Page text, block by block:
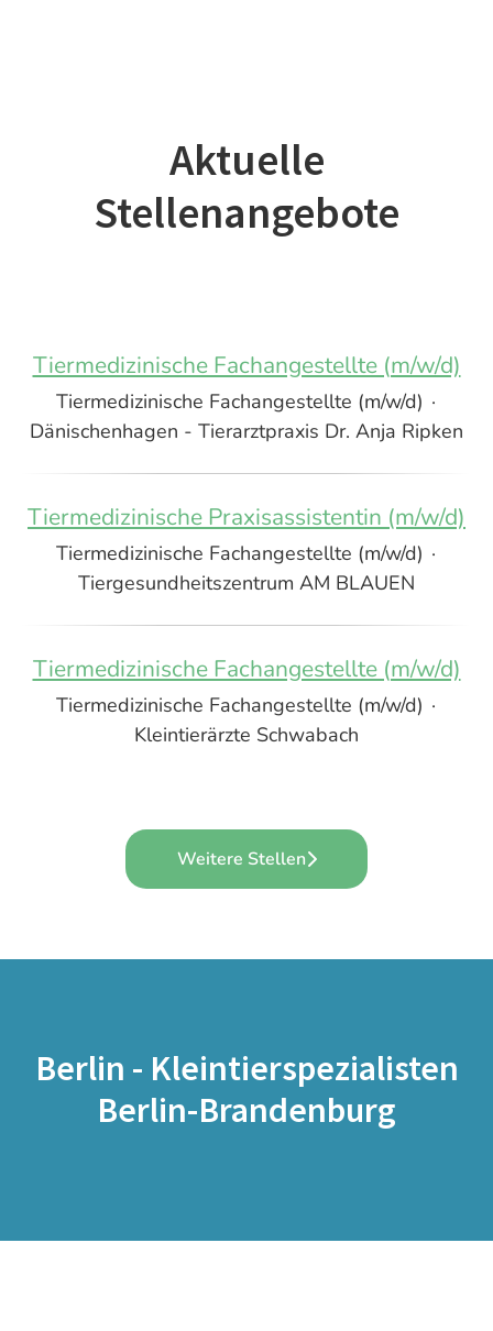
Aktuelle
Stellenangebote
Tiermedizinische Fachangestellte (m/w/d)
Tiermedizinische Fachangestellte (m/w/d) ·
Dänischenhagen - Tierarztpraxis Dr. Anja Ripken
Tiermedizinische Praxisassistentin (m/w/d)
Tiermedizinische Fachangestellte (m/w/d) ·
Tiergesundheitszentrum AM BLAUEN
Tiermedizinische Fachangestellte (m/w/d)
Tiermedizinische Fachangestellte (m/w/d) ·
Kleintierärzte Schwabach
Weitere Stellen
Berlin - Kleintierspezialisten
Berlin-Brandenburg